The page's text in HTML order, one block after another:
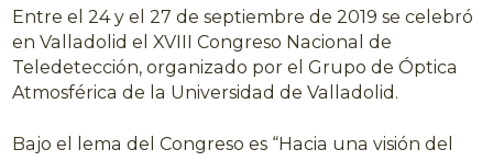
Entre el 24 y el 27 de septiembre de 2019 se celebró
en Valladolid el XVIII Congreso Nacional de
Teledetección, organizado por el Grupo de Óptica
Atmosférica de la Universidad de Valladolid.
Bajo el lema del Congreso es “Hacia una visión del